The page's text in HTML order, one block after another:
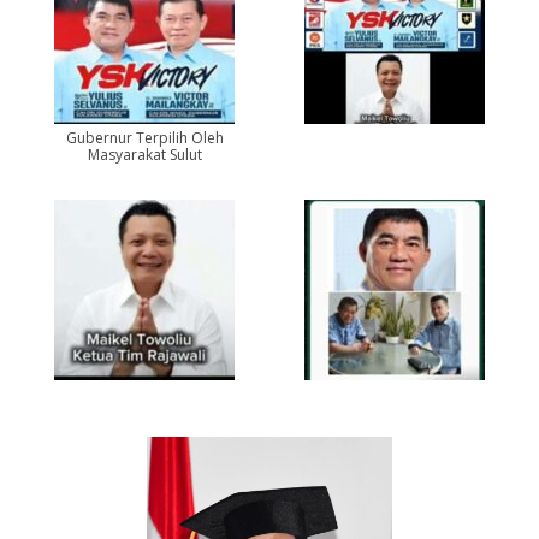
Gubernur Terpilih Oleh
Masyarakat Sulut